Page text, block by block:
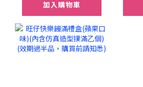
加入購物車